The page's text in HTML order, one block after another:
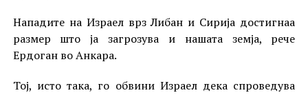
Нападите на Израел врз Либан и Сирија достигнаа
размер што ја загрозува и нашата земја, рече
Ердоган во Анкара.
Тој, исто така, го обвини Израел дека спроведува